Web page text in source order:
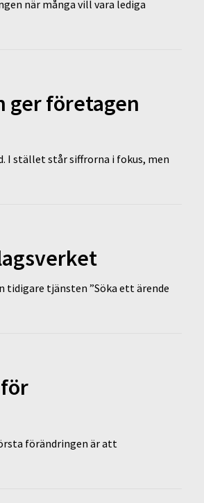
när många vill vara lediga
ger företagen
I stället står siffrorna i fokus, men
tjänsten ”Söka ett ärende
förändringen är att